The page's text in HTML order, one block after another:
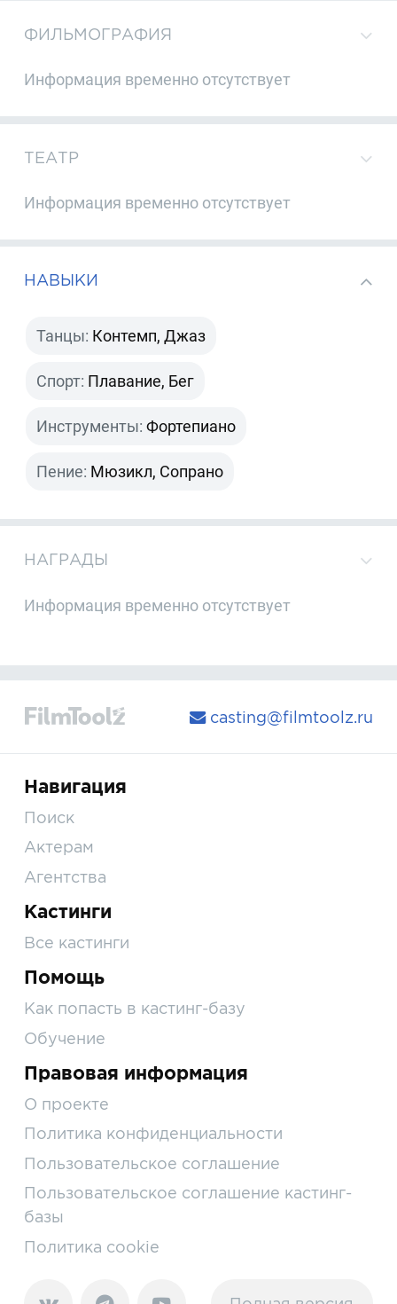
ФИЛЬМОГРАФИЯ
Информация временно отсутствует
ТЕАТР
Информация временно отсутствует
НАВЫКИ
Танцы: Контемп, Джаз
Спорт: Плавание, Бег
Инструменты: Фортепиано
Пение: Мюзикл, Сопрано
НАГРАДЫ
Информация временно отсутствует
casting@filmtoolz.ru
Навигация
Поиск
Актерам
Агентства
Кастинги
Все кастинги
Помощь
Как попасть в кастинг-базу
Обучение
Правовая информация
О проекте
Политика конфиденциальности
Пользовательское соглашение
Пользовательское соглашение кастинг-
базы
Политика cookie